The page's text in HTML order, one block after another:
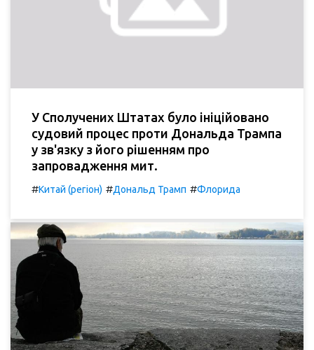
У Сполучених Штатах було ініційовано
судовий процес проти Дональда Трампа
у зв'язку з його рішенням про
запровадження мит.
#Китай (регіон) #Дональд Трамп #Флорида